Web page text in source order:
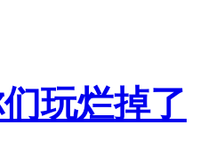
玩烂掉了